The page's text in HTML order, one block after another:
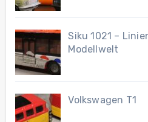
Siku 1021 –
Modellwelt
Volkswagen T1